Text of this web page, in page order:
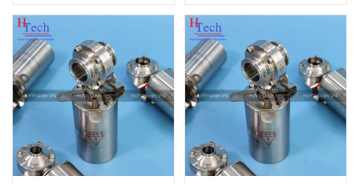
304/316L Có Cảm Biến
304/316L